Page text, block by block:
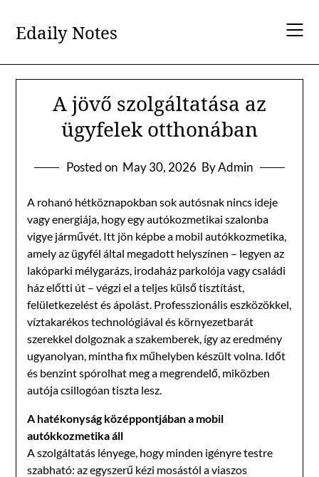
content
Edaily Notes
A jövő szolgáltatása az
ügyfelek otthonában
Posted on May 30, 2026 By Admin
A rohanó hétköznapokban sok autósnak nincs ideje
vagy energiája, hogy egy autókozmetikai szalonba
vigye járművét. Itt jön képbe a mobil autókkozmetika,
amely az ügyfél által megadott helyszínen – legyen az
lakóparki mélygarázs, irodaház parkolója vagy családi
ház előtti út – végzi el a teljes külső tisztítást,
felületkezelést és ápolást. Professzionális eszközökkel,
víztakarékos technológiával és környezetbarát
szerekkel dolgoznak a szakemberek, így az eredmény
ugyanolyan, mintha fix műhelyben készült volna. Időt
és benzint spórolhat meg a megrendelő, miközben
autója csillogóan tiszta lesz.
A hatékonyság középpontjában a mobil
autókkozmetika áll
A szolgáltatás lényege, hogy minden igényre testre
szabható: az egyszerű kézi mosástól a viaszos